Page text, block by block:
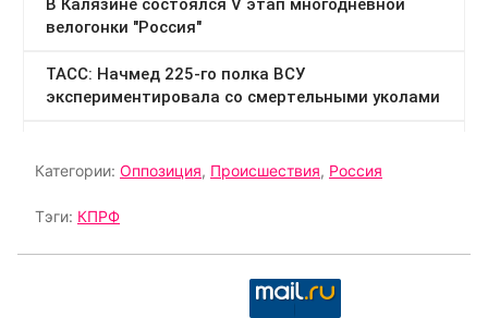
Категории: Оппозиция, Происшествия, Россия
Тэги: КПРФ